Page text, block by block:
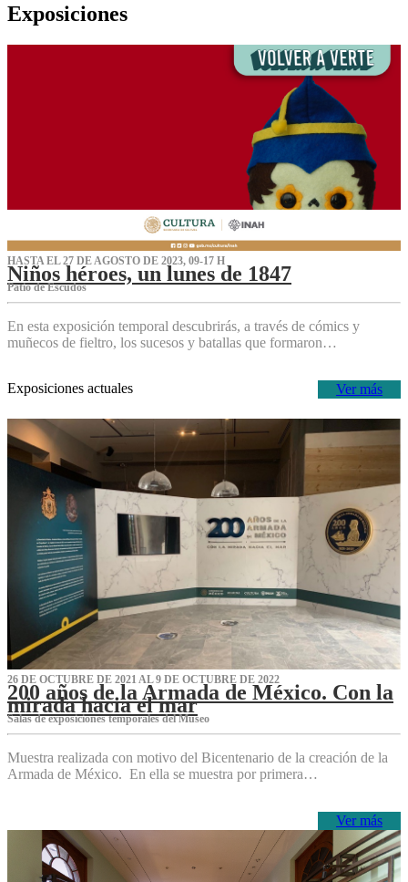
Exposiciones
HASTA EL 27 DE AGOSTO DE 2023, 09-17 H
Niños héroes, un lunes de 1847
Patio de Escudos
En esta exposición temporal descubrirás, a través de cómics y
muñecos de fieltro, los sucesos y batallas que formaron…
Ver más
Exposiciones actuales
26 DE OCTUBRE DE 2021 AL 9 DE OCTUBRE DE 2022
200 años de la Armada de México. Con la
mirada hacia el mar
Salas de exposiciones temporales del Museo‌
Muestra realizada con motivo del Bicentenario de la creación de la
Armada de México. En ella se muestra por primera…
Ver más